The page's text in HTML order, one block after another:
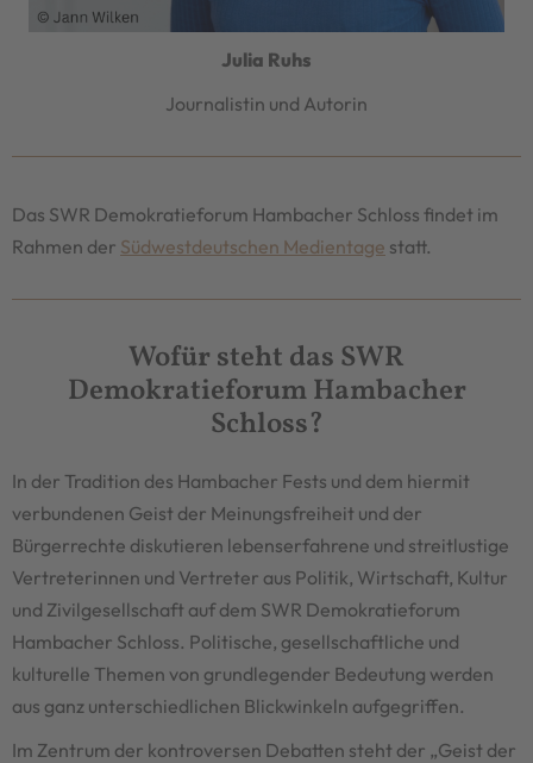
Julia Ruhs
Journalistin und Autorin
Das SWR Demokratieforum Hambacher Schloss findet im
Rahmen der Südwestdeutschen Medientage statt.
Wofür steht das SWR
Demokratieforum Hambacher
Schloss?
In der Tradition des Hambacher Fests und dem hiermit
verbundenen Geist der Meinungsfreiheit und der
Bürgerrechte diskutieren lebenserfahrene und streitlustige
Vertreterinnen und Vertreter aus Politik, Wirtschaft, Kultur
und Zivilgesellschaft auf dem SWR Demokratieforum
Hambacher Schloss. Politische, gesellschaftliche und
kulturelle Themen von grundlegender Bedeutung werden
aus ganz unterschiedlichen Blickwinkeln aufgegriffen.
Im Zentrum der kontroversen Debatten steht der „Geist der